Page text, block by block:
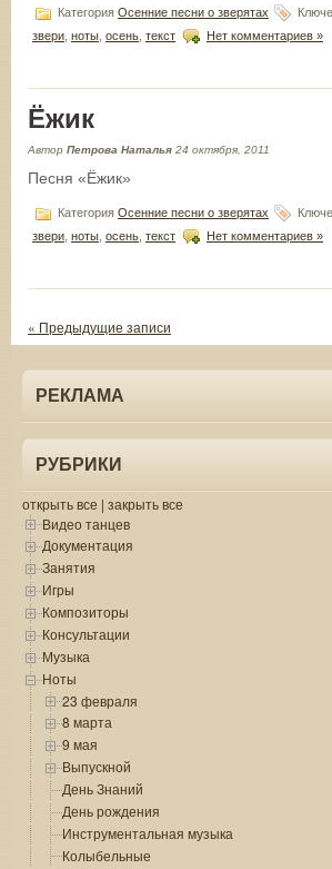
Категория Осенние песни о зверятах
звери ноты осень текст Нет комментариев »
Ёжик
Автор Петрова Наталья 24 октября, 2011
Песня «Ёжик»
Категория Осенние песни о зверятах
звери ноты осень текст Нет комментариев »
« Предыдущие записи
РЕКЛАМА
РУБРИКИ
открыть все | закрыть все
Видео танцев
Документация
Занятия
Игры
Композиторы
Консультации
Музыка
Ноты
23 февраля
8 марта
9 мая
Выпускной
День Знаний
День рождения
Инструментальная музыка
Колыбельные